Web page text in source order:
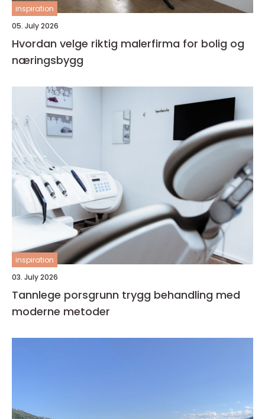
inspiration
05. July 2026
Hvordan velge riktig malerfirma for bolig og
næringsbygg
inspiration
03. July 2026
Tannlege porsgrunn trygg behandling med
moderne metoder